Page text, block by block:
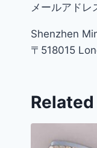
メールアド
Shenzhen
〒518015